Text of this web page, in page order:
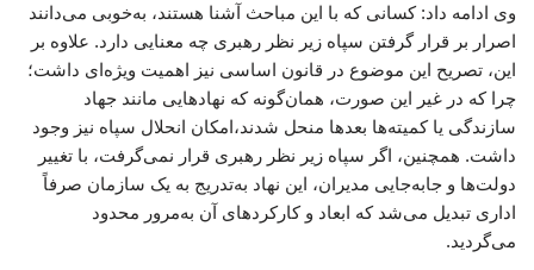
وی ادامه داد: کسانی که با این مباحث آشنا هستند، به‌خوبی می‌دانند
اصرار بر قرار گرفتن سپاه زیر نظر رهبری چه معنایی دارد. علاوه بر
این، تصریح این موضوع در قانون اساسی نیز اهمیت ویژه‌ای داشت؛
چرا که در غیر این صورت، همان‌گونه که نهادهایی مانند جهاد
سازندگی یا کمیته‌ها بعدها منحل شدند،امکان انحلال سپاه نیز وجود
داشت. همچنین، اگر سپاه زیر نظر رهبری قرار نمی‌گرفت، با تغییر
دولت‌ها و جابه‌جایی مدیران، این نهاد به‌تدریج به یک سازمان صرفاً
اداری تبدیل می‌شد که ابعاد و کارکردهای آن به‌مرور محدود
می‌گردید.